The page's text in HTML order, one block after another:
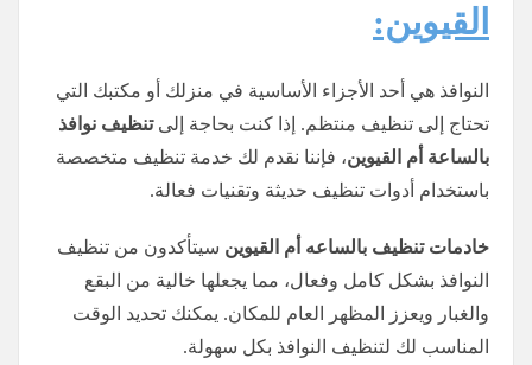
القيوين:
النوافذ هي أحد الأجزاء الأساسية في منزلك أو مكتبك التي
تحتاج إلى تنظيف منتظم. إذا كنت بحاجة إلىتنظيف نوافذ
بالساعة أم القيوين، فإننا نقدم لك خدمة تنظيف متخصصة
باستخدام أدوات تنظيف حديثة وتقنيات فعالة.
خادمات تنظيف بالساعه أم القيوين سيتأكدون من تنظيف
النوافذ بشكل كامل وفعال، مما يجعلها خالية من البقع
والغبار ويعزز المظهر العام للمكان. يمكنك تحديد الوقت
المناسب لك لتنظيف النوافذ بكل سهولة.